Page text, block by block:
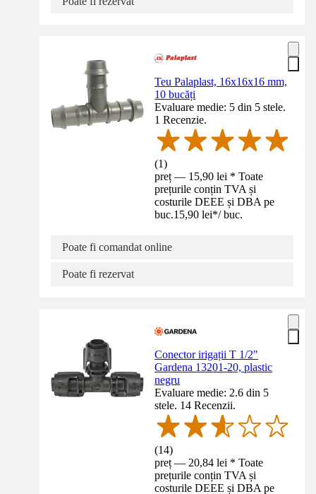
Teu Palaplast, 16x16x16 mm,
10 bucăți
Evaluare medie: 5 din 5 stele.
1 Recenzie.
(1)
preț — 15,90 lei * Toate
prețurile conțin TVA și
costurile DEEE și DBA pe
buc.15,90 lei*/ buc.
Poate fi comandat online
Poate fi rezervat
Conector irigații T 1/2"
Gardena 13201-20, plastic
negru
Evaluare medie: 2.6 din 5
stele. 14 Recenzii.
(14)
preț — 20,84 lei * Toate
prețurile conțin TVA și
costurile DEEE și DBA pe